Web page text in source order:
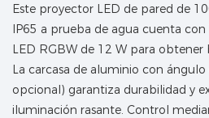
Este proyector LED de pared de
IP65 a prueba de agua cuenta
LED RGBW de 12 W para obtener
La carcasa de aluminio con ángulo
opcional) garantiza durabilidad y
iluminación rasante. Control